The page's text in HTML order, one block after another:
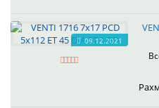
09.12.2021